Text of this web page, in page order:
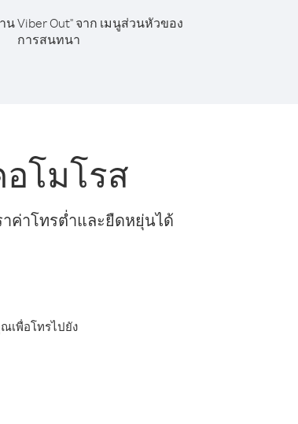
น Viber Out" จาก เมนูส่วนหัวของ
การสนทนา
โมโรส
ค่าโทรต่ำและยืดหยุ่นได้
เพื่อโทรไปยัง